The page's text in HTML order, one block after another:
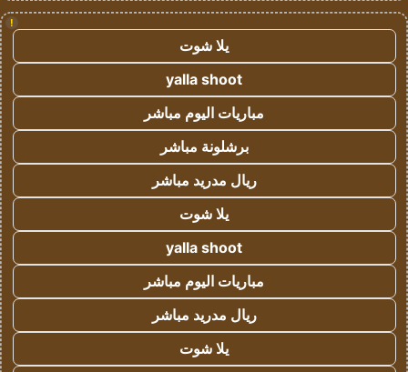
!
يلا شوت
yalla shoot
مباريات اليوم مباشر
برشلونة مباشر
ريال مدريد مباشر
يلا شوت
yalla shoot
مباريات اليوم مباشر
ريال مدريد مباشر
يلا شوت